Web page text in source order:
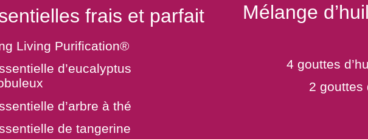
frais et parfait
Living Purification®
d’eucalyptus
d’arbre à thé
de tangerine
Mélange
4 gouttes
2 gouttes